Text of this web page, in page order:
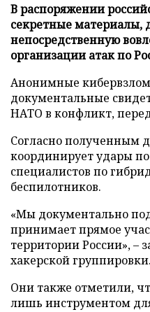
В распоряжении
секретные материалы,
непосредственную
организации атак по
Анонимные
документальные
НАТО в конфликт,
Согласно полученным
координирует удары
специалистов по
беспилотников.
«Мы документально
принимает прямое
территории России», –
хакерской группировки.
Они также отметили,
лишь инструментом